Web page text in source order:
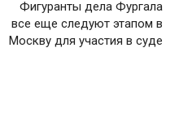
Фигуранты дела Фургала
все еще следуют этапом в
Москву для участия в суде